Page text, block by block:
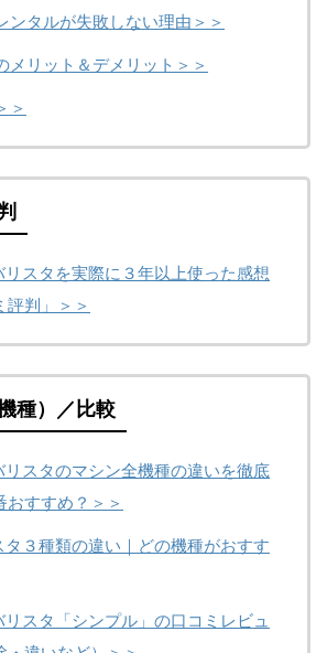
ンタルが失敗しない理由＞＞
メリット＆デメリット＞＞
＞
リスタを実際に３年以上使った感想
評判」＞＞
種）／比較
リスタのマシン全機種の違いを徹底
すすめ？＞＞
タ３種類の違い｜どの機種がおすす
リスタ「シンプル」の口コミレビュ